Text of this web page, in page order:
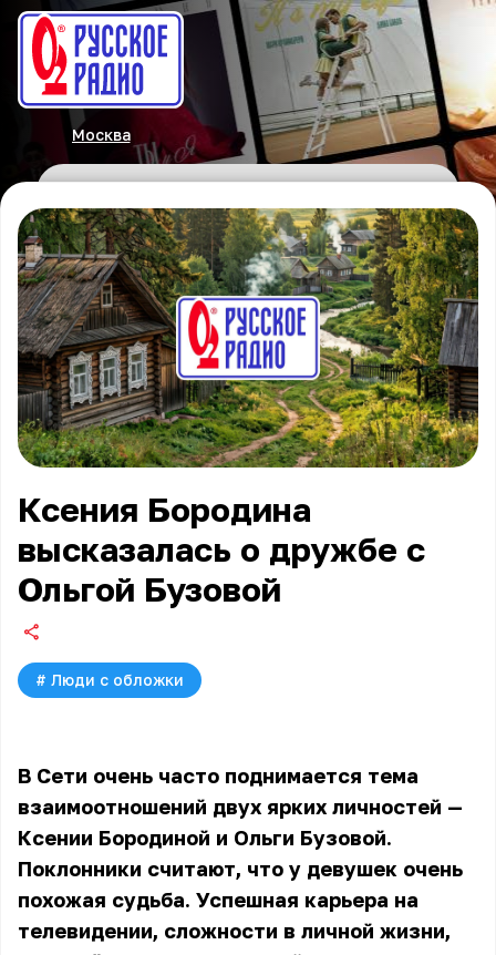
Москва
Ксения Бородина
высказалась о дружбе с
Ольгой Бузовой
# Люди с обложки
В Сети очень часто поднимается тема
взаимоотношений двух ярких личностей —
Ксении Бородиной и Ольги Бузовой.
Поклонники считают, что у девушек очень
похожая судьба. Успешная карьера на
телевидении, сложности в личной жизни,